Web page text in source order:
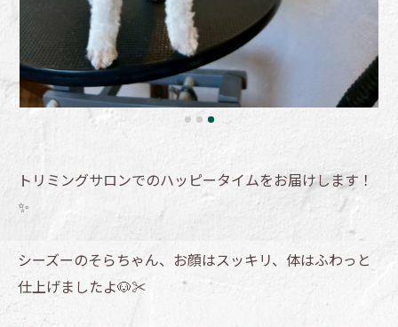
トリミングサロンでのハッピータイムをお届けします！
✨
シーズーのそらちゃん、お顔はスッキリ、体はふわっと
仕上げましたよ🐶✂️